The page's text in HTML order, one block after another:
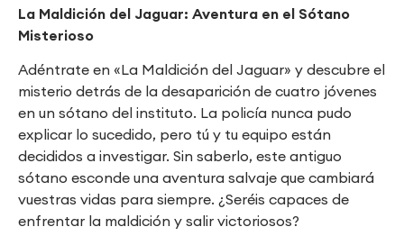
La Maldición del Jaguar: Aventura en el Sótano
Misterioso
Adéntrate en «La Maldición del Jaguar» y descubre el
misterio detrás de la desaparición de cuatro jóvenes
en un sótano del instituto. La policía nunca pudo
explicar lo sucedido, pero tú y tu equipo están
decididos a investigar. Sin saberlo, este antiguo
sótano esconde una aventura salvaje que cambiará
vuestras vidas para siempre. ¿Seréis capaces de
enfrentar la maldición y salir victoriosos?